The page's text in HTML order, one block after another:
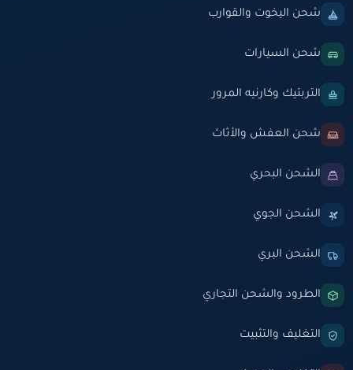
شحن اليخوت والقوارب
شحن السيارات
التربتيك وكارنيه المرور
شحن العفش والأثاث
الشحن البحري
الشحن الجوي
الشحن البري
الطرود والشحن التجاري
التغليف والتثبيت